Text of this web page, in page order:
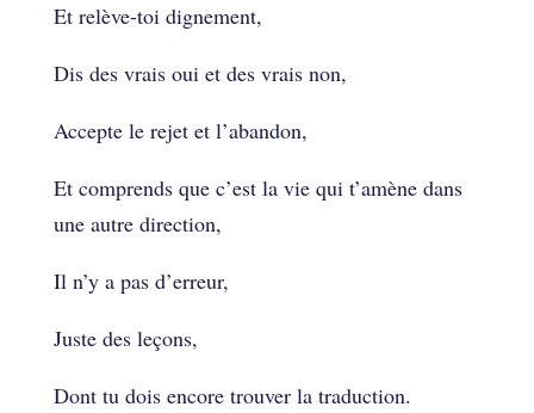
Et relève-toi dignement,
Dis des vrais oui et des vrais non,
Accepte le rejet et l’abandon,
Et comprends que c’est la vie qui t’amène dans
une autre direction,
Il n’y a pas d’erreur,
Juste des leçons,
Dont tu dois encore trouver la traduction.